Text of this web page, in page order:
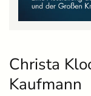
Christa
Kaufmann